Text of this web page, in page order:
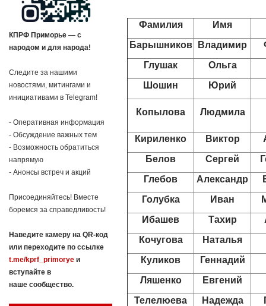
КПРФ Приморье — с
народом и для народа!
Следите за нашими
новостями, митингами и
инициативами в Telegram!
- Оперативная информация
- Обсуждение важных тем
- Возможность обратиться
напрямую
- Анонсы встреч и акций
Присоединяйтесь! Вместе
боремся за справедливость!
Наведите камеру на QR-код
или переходите по ссылке
t.me/kprf_primorye и
вступайте в
наше сообщество.
Фамилия
Имя
Барышников
Владимир
Глушак
Ольга
Шошин
Юрий
Копылова Людмила
Кириленко Виктор
Белов
Сергей
Глебов
Александр
Голубка
Иван
Ибашев
Тахир
Кочугова
Наталья
Куликов
Геннадий
Ляшенко
Евгений
Телелюева
Надежда